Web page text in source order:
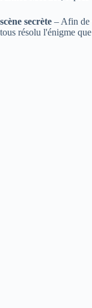
scène secrète – Afin de
tous résolu l'énigme